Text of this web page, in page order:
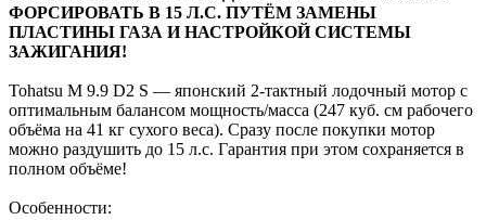
ФОРСИРОВАТЬ В 15 Л.С. ПУТЁМ ЗАМЕНЫ
ПЛАСТИНЫ ГАЗА И НАСТРОЙКОЙ СИСТЕМЫ
ЗАЖИГАНИЯ!
Tohatsu M 9.9 D2 S — японский 2-тактный лодочный мотор с
оптимальным балансом мощность/масса (247 куб. см рабочего
объёма на 41 кг сухого веса). Сразу после покупки мотор
можно раздушить до 15 л.с. Гарантия при этом сохраняется в
полном объёме!
Особенности: